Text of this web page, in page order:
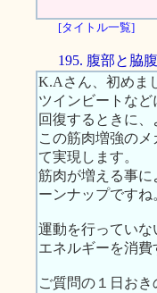
[タイトル一覧]
195. 腹部と脇
K.Aさん、初めま
ツインビートな
回復するときに
この筋肉増強の
て実現します。
筋肉が増える事
ーンナップですね
運動を行ってい
エネルギーを消
ご質問の１日お